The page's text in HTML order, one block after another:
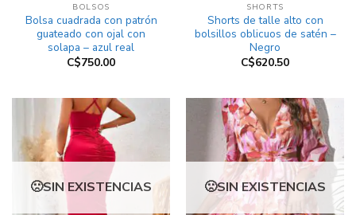
BOLSOS
Bolsa cuadrada con patrón
guateado con ojal con
solapa – azul real
C$750.00
SHORTS
Shorts de talle alto con
bolsillos oblicuos de satén –
Negro
C$620.50
SIN EXISTENCIAS SIN EXISTENCIAS